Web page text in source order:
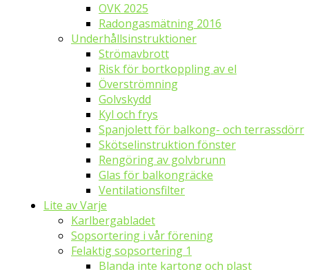
OVK 2025
Radongasmätning 2016
Underhållsinstruktioner
Strömavbrott
Risk för bortkoppling av el
Överströmning
Golvskydd
Kyl och frys
Spanjolett för balkong- och terrassdörr
Skötselinstruktion fönster
Rengöring av golvbrunn
Glas för balkongräcke
Ventilationsfilter
Lite av Varje
Karlbergabladet
Sopsortering i vår förening
Felaktig sopsortering 1
Blanda inte kartong och plast